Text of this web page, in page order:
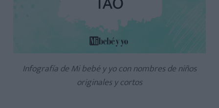
Infografía de Mi bebé y yo con nombres de niños
originales y cortos